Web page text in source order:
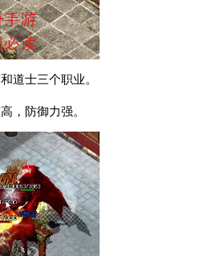
道士三个职业。
，防御力强。